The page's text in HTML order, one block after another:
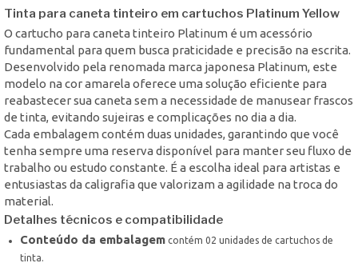
Tinta para caneta tinteiro em cartuchos Platinum Yellow
O cartucho para caneta tinteiro Platinum é um acessório
fundamental para quem busca praticidade e precisão na escrita.
Desenvolvido pela renomada marca japonesa Platinum, este
modelo na cor amarela oferece uma solução eficiente para
reabastecer sua caneta sem a necessidade de manusear frascos
de tinta, evitando sujeiras e complicações no dia a dia.
Cada embalagem contém duas unidades, garantindo que você
tenha sempre uma reserva disponível para manter seu fluxo de
trabalho ou estudo constante. É a escolha ideal para artistas e
entusiastas da caligrafia que valorizam a agilidade na troca do
material.
Detalhes técnicos e compatibilidade
Conteúdo da embalagem contém 02 unidades de cartuchos de
tinta.